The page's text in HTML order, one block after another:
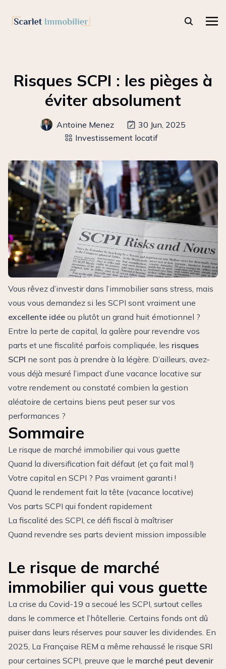
Risques SCPI : les pièges à
éviter absolument
Antoine Menez
30 Jun, 2025
Investissement locatif
Vous rêvez d’investir dans l’immobilier sans stress, mais
vous vous demandez si les SCPI sont vraiment une
excellente idée ou plutôt un grand huit émotionnel ?
Entre la perte de capital, la galère pour revendre vos
parts et une fiscalité parfois compliquée, les risques
SCPI ne sont pas à prendre à la légère. D’ailleurs, avez-
vous déjà mesuré l’impact d’une vacance locative sur
votre rendement ou constaté combien la gestion
aléatoire de certains biens peut peser sur vos
performances ?
Sommaire
Le risque de marché immobilier qui vous guette
Quand la diversification fait défaut (et ça fait mal !)
Votre capital en SCPI ? Pas vraiment garanti !
Quand le rendement fait la tête (vacance locative)
Vos parts SCPI qui fondent rapidement
La fiscalité des SCPI, ce défi fiscal à maîtriser
Quand revendre ses parts devient mission impossible
Le risque de marché
immobilier qui vous guette
La crise du Covid-19 a secoué les SCPI, surtout celles
dans le commerce et l’hôtellerie. Certains fonds ont dû
puiser dans leurs réserves pour sauver les dividendes. En
2025, La Française REM a même rehaussé le risque SRI
pour certaines SCPI, preuve que le marché peut devenir